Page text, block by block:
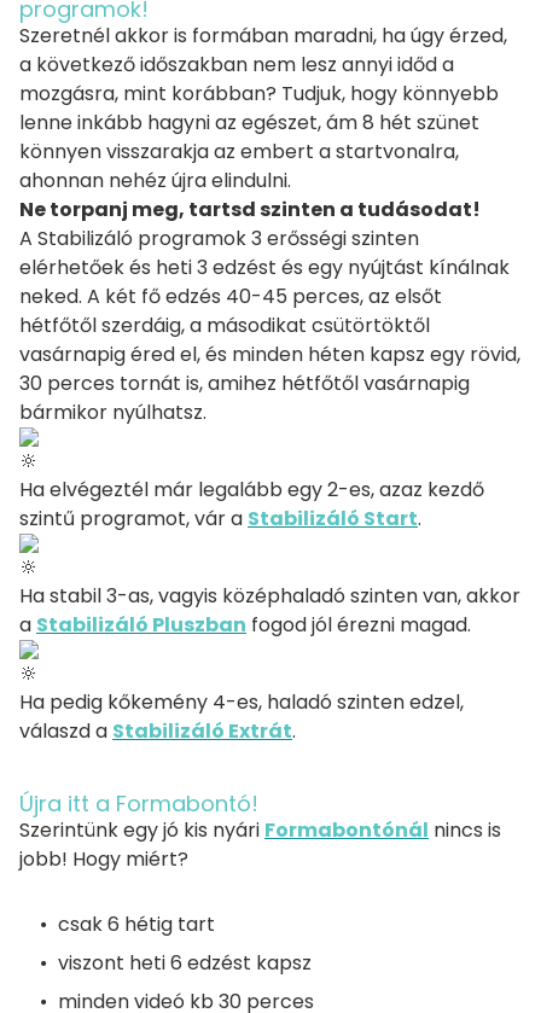
programok!
Szeretnél akkor is formában maradni, ha úgy érzed,
a következő időszakban nem lesz annyi időd a
mozgásra, mint korábban? Tudjuk, hogy könnyebb
lenne inkább hagyni az egészet, ám 8 hét szünet
könnyen visszarakja az embert a startvonalra,
ahonnan nehéz újra elindulni.
Ne torpanj meg, tartsd szinten a tudásodat!
A Stabilizáló programok 3 erősségi szinten
elérhetőek és heti 3 edzést és egy nyújtást kínálnak
neked. A két fő edzés 40-45 perces, az elsőt
hétfőtől szerdáig, a másodikat csütörtöktől
vasárnapig éred el, és minden héten kapsz egy rövid,
30 perces tornát is, amihez hétfőtől vasárnapig
bármikor nyúlhatsz.
Ha elvégeztél már legalább egy 2-es, azaz kezdő
szintű programot, vár a Stabilizáló Start.
Ha stabil 3-as, vagyis középhaladó szinten van, akkor
a Stabilizáló Pluszban fogod jól érezni magad.
Ha pedig kőkemény 4-es, haladó szinten edzel,
válaszd a Stabilizáló Extrát.
Újra itt a Formabontó!
Szerintünk egy jó kis nyári Formabontónál nincs is
jobb! Hogy miért?
csak 6 hétig tart
viszont heti 6 edzést kapsz
minden videó kb 30 perces